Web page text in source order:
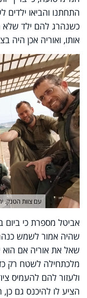
התחתנו והביאו ילדים
כשנהרג להם ילד
אותו, ואוריה אכן היה
עם צוות הטנק.
אביטל מספרת כי ביום
שהיה אמור לשמש
שאל את אוריה אם הוא
מלכתחילה לשטח רק
ולעזור להם להעמיס
הציע לו להיכנס גם